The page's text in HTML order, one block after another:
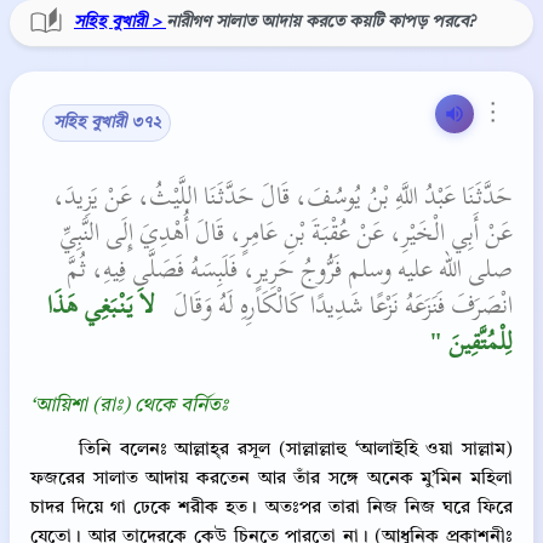
সহিহ বুখারী > নারীগণ সালাত আদায় করতে কয়টি কাপড় পরবে?
⋮
সহিহ বুখারী ৩৭২
حَدَّثَنَا عَبْدُ اللَّهِ بْنُ يُوسُفَ، قَالَ حَدَّثَنَا اللَّيْثُ، عَنْ يَزِيدَ،
عَنْ أَبِي الْخَيْرِ، عَنْ عُقْبَةَ بْنِ عَامِرٍ، قَالَ أُهْدِيَ إِلَى النَّبِيِّ
صلى الله عليه وسلم فَرُّوجُ حَرِيرٍ، فَلَبِسَهُ فَصَلَّى فِيهِ، ثُمَّ
انْصَرَفَ فَنَزَعَهُ نَزْعًا شَدِيدًا كَالْكَارِهِ لَهُ وَقَالَ ‏
‏ لاَ يَنْبَغِي هَذَا
لِلْمُتَّقِينَ ‏"
‘আয়িশা (রাঃ) থেকে বর্নিতঃ
তিনি বলেনঃ আল্লাহ্‌র রসূল (সাল্লাল্লাহু ‘আলাইহি ওয়া সাল্লাম)
ফজরের সালাত আদায় করতেন আর তাঁর সঙ্গে অনেক মু’মিন মহিলা
চাদর দিয়ে গা ঢেকে শরীক হত। অতঃপর তারা নিজ নিজ ঘরে ফিরে
যেতো। আর তাদেরকে কেউ চিনতে পারতো না। (আধুনিক প্রকাশনীঃ